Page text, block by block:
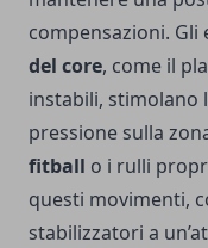
compensazioni. Gli
del core, come il
instabili, stimolano
pressione sulla
fitball o i rulli
questi movimenti,
stabilizzatori a